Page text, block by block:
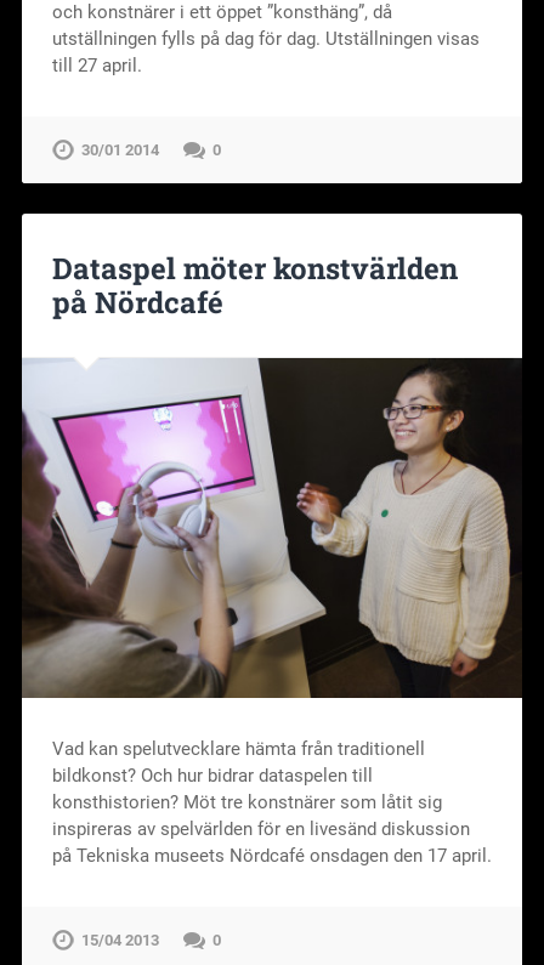
och konstnärer i ett öppet ”konsthäng”, då
utställningen fylls på dag för dag. Utställningen visas
till 27 april.
30/01 2014 0
Dataspel möter konstvärlden
på Nördcafé
Vad kan spelutvecklare hämta från traditionell
bildkonst? Och hur bidrar dataspelen till
konsthistorien? Möt tre konstnärer som låtit sig
inspireras av spelvärlden för en livesänd diskussion
på Tekniska museets Nördcafé onsdagen den 17 april.
15/04 2013 0